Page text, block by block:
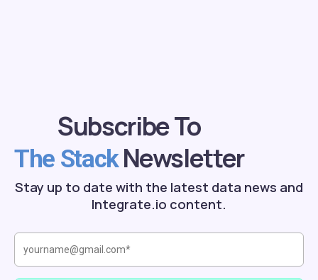
Subscribe To
The StackNewsletter
Stay up to date with the latest data news and
Integrate.io content.